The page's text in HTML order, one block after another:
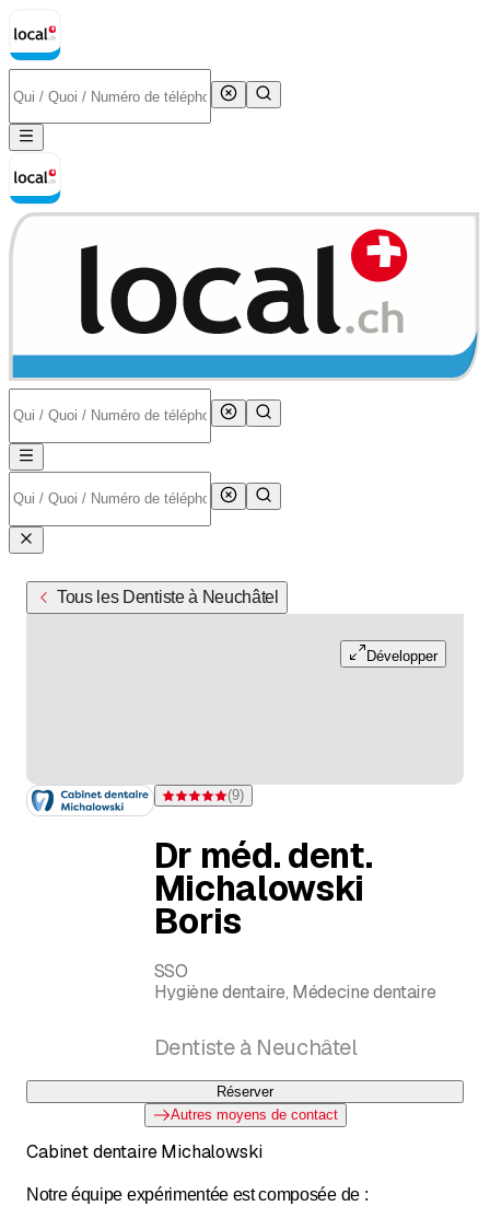
Tous les Dentiste à Neuchâtel
Développer
Note 5 sur 5 étoiles pour 9 évaluations
(9)
Dr méd. dent.
Michalowski
Boris
SSO
Hygiène dentaire, Médecine dentaire
Dentiste à Neuchâtel
Réserver
Autres moyens de contact
Cabinet dentaire Michalowski
Notre équipe expérimentée est composée de :